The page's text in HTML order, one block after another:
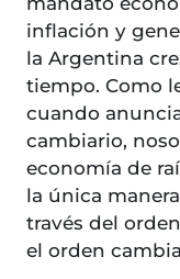
inflación y
la Argentina
tiempo. Como
cuando
cambiario,
economía de
la única
través del
el orden